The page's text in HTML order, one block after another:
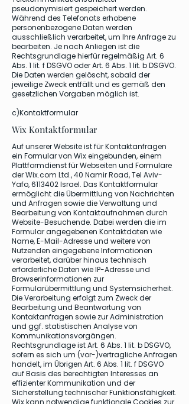
pseudonymisiert gespeichert werden.
Während des Telefonats erhobene
personenbezogene Daten werden
ausschließlich verarbeitet, um Ihre Anfrage zu
bearbeiten. Je nach Anliegen ist die
Rechtsgrundlage hierfür regelmäßig Art. 6
Abs. 1 lit. f DSGVO oder Art. 6 Abs. 1 lit. b DSGVO.
Die Daten werden gelöscht, sobald der
jeweilige Zweck entfällt und es gemäß den
gesetzlichen Vorgaben möglich ist.
c)Kontaktformular
Wix Kontaktformular
Auf unserer Website ist für Kontaktanfragen
ein Formular von Wix eingebunden, einem
Plattformdienst für Webseiten und Formulare
der Wix.com Ltd., 40 Namir Road, Tel Aviv-
Yafo,6113402Israel. Das Kontaktformular
ermöglicht die Übermittlung von Nachrichten
und Anfragen sowie die Verwaltung und
Bearbeitung von Kontaktaufnahmen durch
Website-Besuchende. Dabei werden die im
Formular angegebenen Kontaktdaten wie
Name, E-Mail-Adresse und weitere von
Nutzenden eingegebene Informationen
verarbeitet, darüber hinaus technisch
erforderliche Daten wie IP-Adresse und
Browserinformationen zur
Formularübermittlung und Systemsicherheit.
Die Verarbeitung erfolgt zum Zweck der
Bearbeitung und Beantwortung von
Kontaktanfragen sowie zur Administration
und ggf. statistischen Analyse von
Kommunikationsvorgängen.
Rechtsgrundlage ist Art. 6 Abs. 1 lit. b DSGVO,
sofern es sich um (vor-)vertragliche Anfragen
handelt, im Übrigen Art. 6 Abs. 1 lit. f DSGVO
auf Basis des berechtigten Interesses an
effizienter Kommunikation und der
Sicherstellung technischer Funktionsfähigkeit.
Wix kann notwendige funktionale Cookies zur